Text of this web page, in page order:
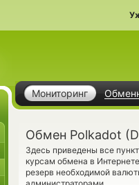
Мониторинг
Обмен Polkadot
Здесь приведены все
курсам обмена в
резерв необходимой